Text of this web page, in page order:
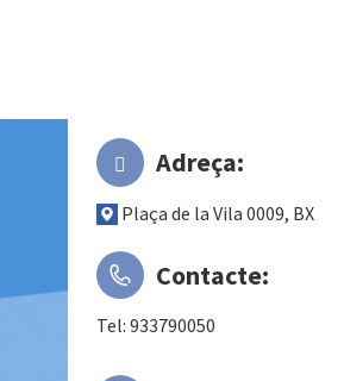
Adreça:
Plaça de la Vila 0009, BX
Contacte:
Tel: 933790050